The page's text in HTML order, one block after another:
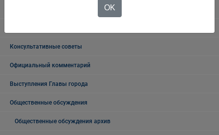
Консультативные советы
Официальный комментарий
Выступления Главы города
Общественные обсуждения
Общественные обсуждения архив
OK